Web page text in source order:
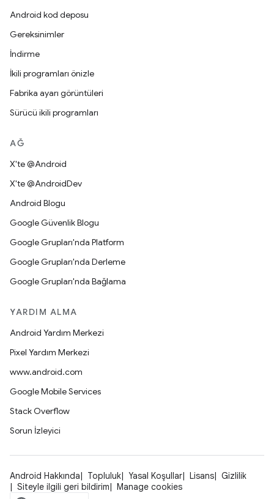
Android kod deposu
Gereksinimler
İndirme
İkili programları önizle
Fabrika ayarı görüntüleri
Sürücü ikili programları
AĞ
X'te @Android
X'te @AndroidDev
Android Blogu
Google Güvenlik Blogu
Google Grupları'nda Platform
Google Grupları'nda Derleme
Google Grupları'nda Bağlama
YARDIM ALMA
Android Yardım Merkezi
Pixel Yardım Merkezi
www.android.com
Google Mobile Services
Stack Overflow
Sorun İzleyici
Android Hakkında Topluluk Yasal Koşullar Lisans
Gizlilik
Siteyle ilgili geri bildirim
Manage cookies